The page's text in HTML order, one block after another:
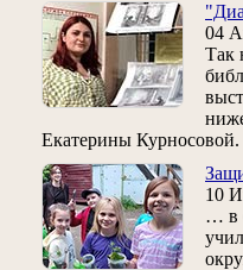
04
Так
Екатерины Курносовой.
10
… в